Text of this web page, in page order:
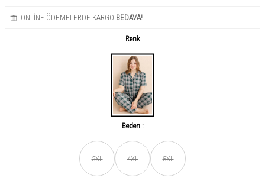
ONLİNE ÖDEMELERDE KARGO BEDAVA!
Renk
Beden :
3XL 4XL 5XL
Son gün içerisinde 456 kişi tarafından incelendi!